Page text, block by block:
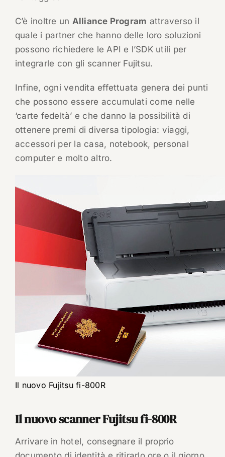
C’è inoltre un Alliance Program attraverso il
quale i partner che hanno delle loro soluzioni
possono richiedere le API e l’SDK utili per
integrarle con gli scanner Fujitsu.
Infine, ogni vendita effettuata genera dei punti
che possono essere accumulati come nelle
‘carte fedeltà’ e che danno la possibilità di
ottenere premi di diversa tipologia: viaggi,
accessori per la casa, notebook, personal
computer e molto altro.
Il nuovo Fujitsu fi-800R
Il nuovo scanner Fujitsu fi-800R
Arrivare in hotel, consegnare il proprio